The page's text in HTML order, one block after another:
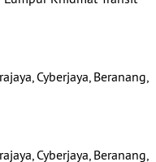
Cyberjaya, Beranang,
Cyberjaya, Beranang,